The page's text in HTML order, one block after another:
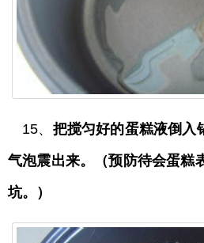
15、 把搅匀好的蛋糕液倒入
气泡震出来。（预防待会蛋糕
坑。）